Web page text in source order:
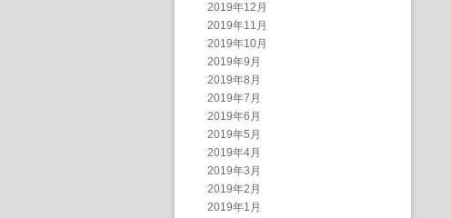
2019年12月
2019年11月
2019年10月
2019年9月
2019年8月
2019年7月
2019年6月
2019年5月
2019年4月
2019年3月
2019年2月
2019年1月